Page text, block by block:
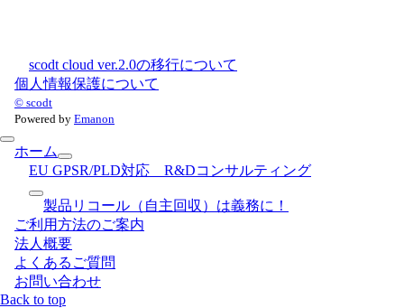
scodt cloud ver.2.0の移行について
個人情報保護について
© scodt
Powered by Emanon
ホーム
EU GPSR/PLD対応 R&Dコンサルティング
製品リコール（自主回収）は義務に！
ご利用方法のご案内
法人概要
よくあるご質問
お問い合わせ
Back to top